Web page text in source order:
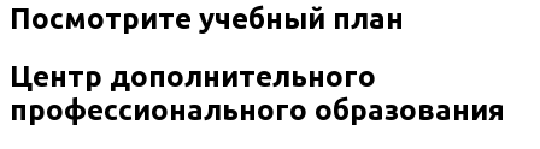
Посмотрите учебный план
Центр дополнительного
профессионального образования